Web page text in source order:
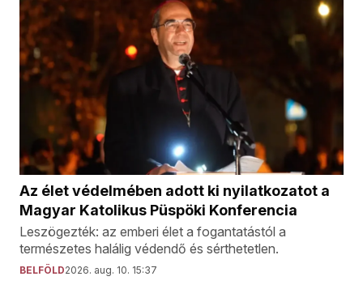
Az élet védelmében adott ki nyilatkozatot a
Magyar Katolikus Püspöki Konferencia
Leszögezték: az emberi élet a fogantatástól a
természetes halálig védendő és sérthetetlen.
BELFÖLD2026. aug. 10. 15:37